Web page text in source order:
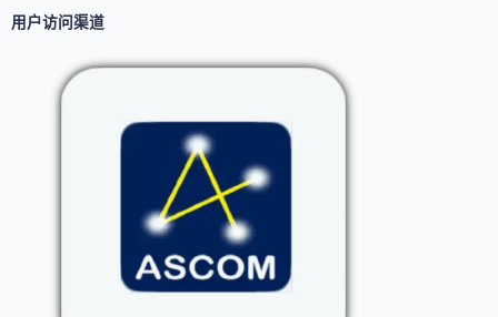
用户访问渠道